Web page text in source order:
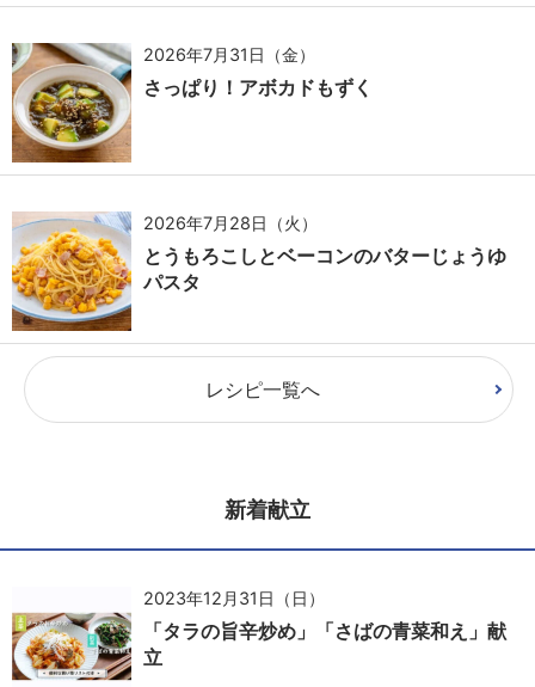
2026年7月31日（金）
さっぱり！アボカドもずく
2026年7月28日（火）
とうもろこしとベーコンのバターじょうゆ
パスタ
レシピ一覧へ
新着献立
2023年12月31日（日）
「タラの旨辛炒め」「さばの青菜和え」献
立